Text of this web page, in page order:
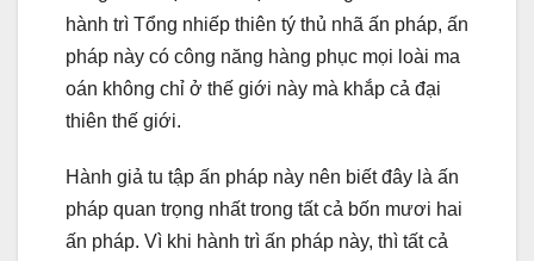
hành trì Tổng nhiếp thiên tý thủ nhã ấn pháp, ấn
pháp này có công năng hàng phục mọi loài ma
oán không chỉ ở thế giới này mà khắp cả đại
thiên thế giới.
Hành giả tu tập ấn pháp này nên biết đây là ấn
pháp quan trọng nhất trong tất cả bốn mươi hai
ấn pháp. Vì khi hành trì ấn pháp này, thì tất cả